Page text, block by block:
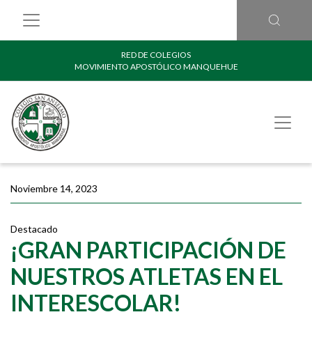
RED DE COLEGIOS
MOVIMIENTO APOSTÓLICO MANQUEHUE
Noviembre 14, 2023
Destacado
¡GRAN PARTICIPACIÓN DE
NUESTROS ATLETAS EN EL
INTERESCOLAR!